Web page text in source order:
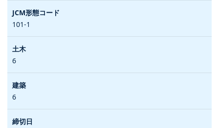
101-1
6
6